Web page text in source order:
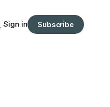
Sign in Subscribe